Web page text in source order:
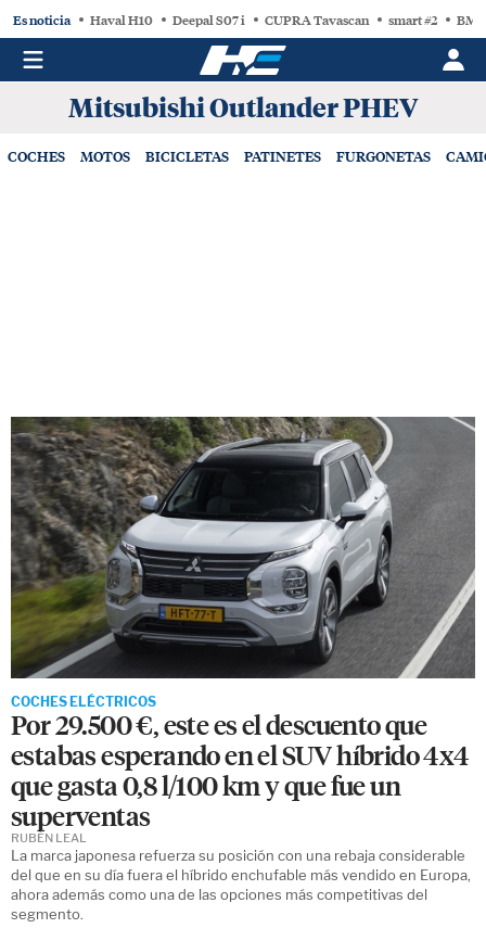
Es noticia Haval H10 Deepal S07 i CUPRA Tavascan smart #2
Mitsubishi Outlander PHEV
COCHES MOTOS BICICLETAS PATINETES FURGONETAS
COCHES ELÉCTRICOS
Por 29.500 €, este es el descuento que
estabas esperando en el SUV híbrido 4x4
que gasta 0,8 l/100 km y que fue un
superventas
La marca japonesa refuerza su posición con una rebaja considerable
del que en su día fuera el híbrido enchufable más vendido en Europa,
ahora además como una de las opciones más competitivas del
segmento.
RUBÉN LEAL